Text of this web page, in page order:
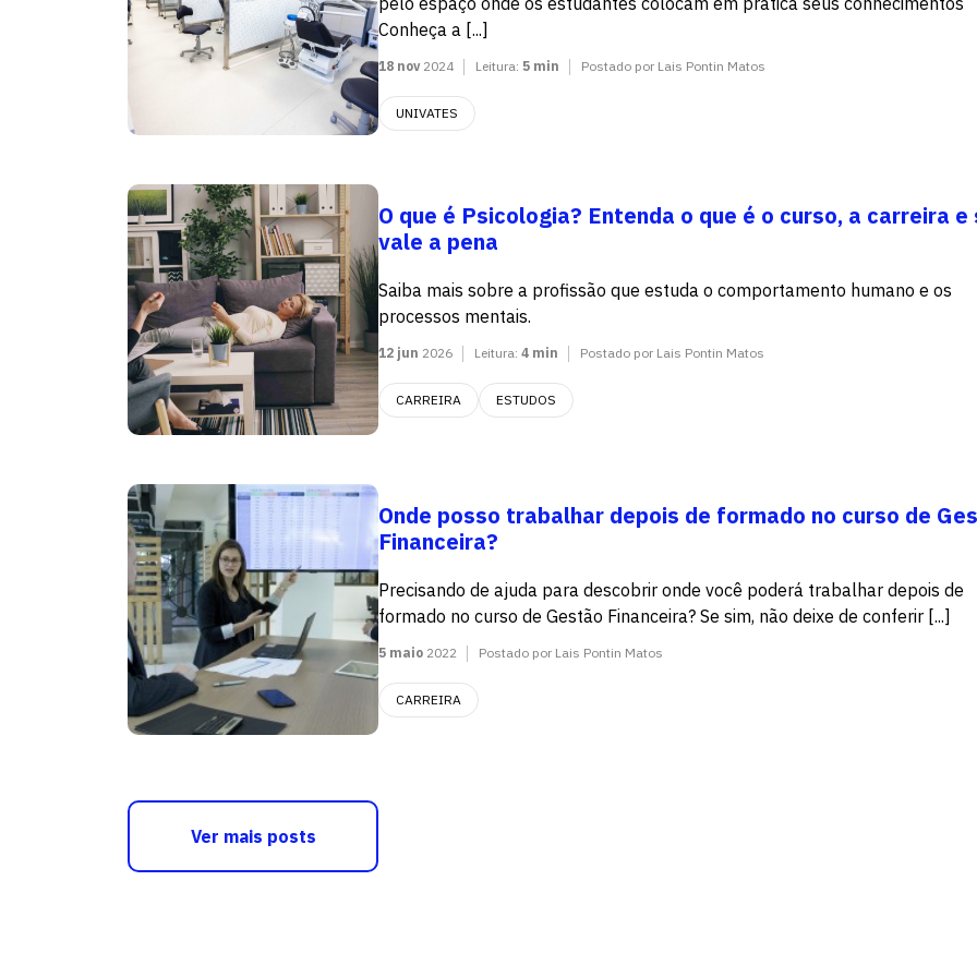
Conheça a [...]
18 nov2024 Leitura: 5 min Postado por Lais Pontin Matos
UNIVATES
O que é Psicologia? Entenda o que é o curso, a carreira e
vale a pena
Saiba mais sobre a profissão que estuda o comportamento humano e os
processos mentais.
12 jun 2026 Leitura: 4 min Postado por Lais Pontin Matos
CARREIRA ESTUDOS
Onde posso trabalhar depois de formado no curso de
Financeira?
Precisando de ajuda para descobrir onde você poderá trabalhar depois de
formado no curso de Gestão Financeira? Se sim, não deixe de conferir [...]
5 maio 2022 Postado por Lais Pontin Matos
CARREIRA
Ver mais posts